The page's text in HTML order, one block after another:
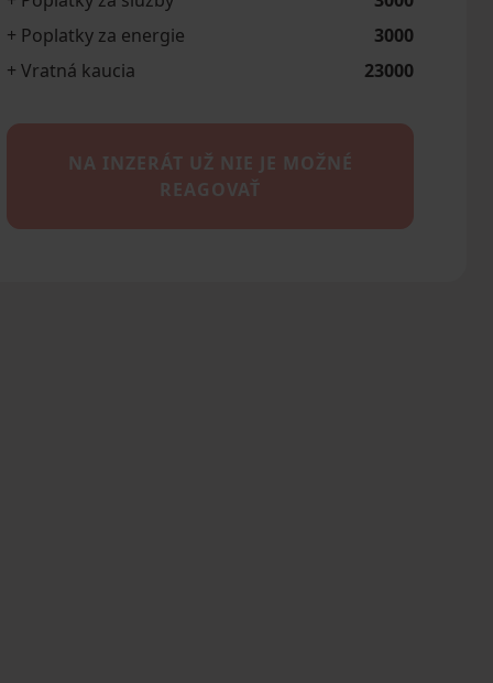
+ Poplatky za energie
3000
+ Vratná kaucia
23000
NA INZERÁT UŽ NIE JE MOŽNÉ
REAGOVAŤ